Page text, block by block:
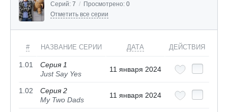
Серий: 7 / Просмотрено: 0
Отметить все серии
# НАЗВАНИЕ СЕРИИ ДАТА ДЕЙСТВИЯ
1.01
Серия 1
Just Say Yes
11 января 2024
1.02
Серия 2
My Two Dads
11 января 2024